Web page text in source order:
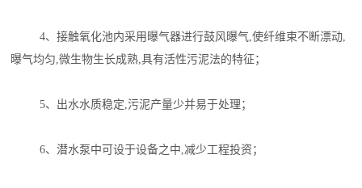
4、接触氧化池内采用曝气器进行鼓风曝气,使纤维束不断漂动,
曝气均匀,微生物生长成熟,具有活性污泥法的特征；
5、出水水质稳定,污泥产量少并易于处理；
6、潜水泵中可设于设备之中,减少工程投资；